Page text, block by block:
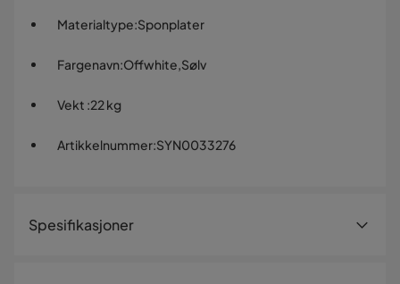
Materialtype:Sponplater
Fargenavn:Offwhite,Sølv
Vekt :22 kg
Artikkelnummer:SYN0033276
Spesifikasjoner